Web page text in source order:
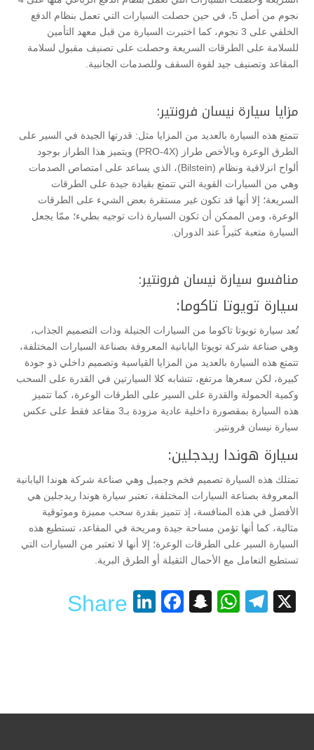
نجوم من أصل 5، في حين حصلت السيارات التي تعمل بنظام الدفع
الخلفي على 3 نجوم، كما اختبرت السيارة من قبل معهد التأمين
للسلامة على الطرقات السريعة وحصلت على تصنيف مقبول لسلامة
المقاعد وتصنيف جيد لقوة السقف وللصدمات الجانبية.
مزايا سيارة نيسان فرونتير:
تتمتع هذه السيارة بالعديد من المزايا مثل: قدرتها الجيدة في السير على
الطرق الوعرة وبالأخص طراز (PRO-4X) ويتميز هذا الطراز بوجود
ألواح انزلاقية ونظام (Bilstein)، الذي يساعد على امتصاص الصدمات
وهي من السيارات القوية التي تتمتع بقيادة جيدة على الطرقات
السريعة؛ إلا أنها قد تكون غير مستقرة بعض الشيء على الطرقات
الوعرة، ومن الممكن أن تكون السيارة ذات توجيه بطيء؛ ممّا يجعل
السيارة متعبة كثيراً عند الدوران.
منافسو سيارة نيسان فرونتير:
سيارة تويوتا تاكوما:
تُعد سيارة تويوتا تاكوما من السيارات الجنيلة وذات التصميم الجذاب،
وهي صناعة شركة تويوتا اليابانية المعروفة بصناعة السيارات المختلفة،
تتمتع هذه السيارة بالعديد من المزايا القياسية وتصميم داخلي ذو جودة
كبيرة، لكن سعرها مرتفع، تتشابه كلا السيارتين في القدرة على السحب
وكمية الحمولة والقدرة على السير على الطرقات الوعرة، كما تتميز
هذه السيارة بمقصورة داخلية عادية مزودة بـ3 مقاعد فقط على عكس
سيارة نيسان فرونتير.
سيارة هوندا ريدجلين:
تمتلك هذه السيارة تصميم فخم وجميل وهي صناعة شركة هوندا اليابانية
المعروفة بصناعة السيارات المختلفة، تعتبر سيارة هوندا ريدجلين هي
الأفضل في هذه المنافسة، إذ تتميز بقدرة سحب مميزة وموثوقية
مثالية، كما أنها تؤمن مساحة جيدة ومريحة في المقاعد، تستطيع هذه
السيارة السير على الطرقات الوعرة؛ إلا أنها لا تعتبر من السيارات التي
تستطيع التعامل مع الأحمال الثقيلة أو الطرق البرية.
X
Telegram
WhatsApp
Snapchat
Facebook
LinkedIn
Share